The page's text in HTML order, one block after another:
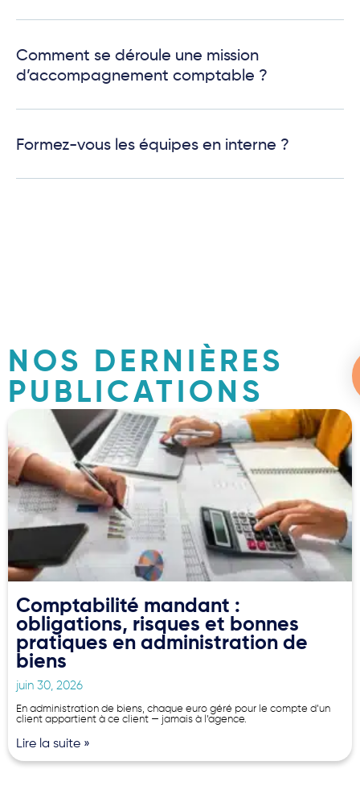
Comment se déroule une mission
d’accompagnement comptable ?
Formez-vous les équipes en interne ?
NOS DERNIÈRES
PUBLICATIONS
Comptabilité mandant :
obligations, risques et bonnes
pratiques en administration de
biens
juin 30, 2026
En administration de biens, chaque euro géré pour le compte d’un
client appartient à ce client — jamais à l’agence.
Lire la suite »